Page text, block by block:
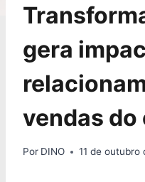
gera
vendas
Por DINO 11 de outubro